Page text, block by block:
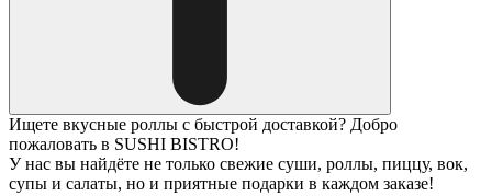
Ищете вкусные роллы с быстрой доставкой? Добро
пожаловать в SUSHI BISTRO!
У нас вы найдёте не только свежие суши, роллы, пиццу, вок,
супы и салаты, но и приятные подарки в каждом заказе!